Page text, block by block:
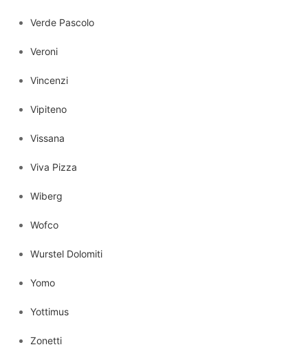
Verde Pascolo
Veroni
Vincenzi
Vipiteno
Vissana
Viva Pizza
Wiberg
Wofco
Wurstel Dolomiti
Yomo
Yottimus
Zonetti